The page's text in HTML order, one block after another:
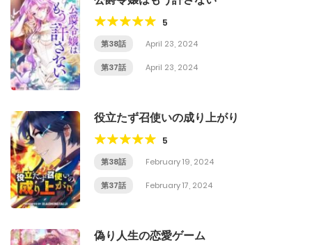
5
第38話 April 23, 2024
第37話 April 23, 2024
役立たず召使いの成り上がり
5
第38話 February 19, 2024
第37話 February 17, 2024
偽り人生の恋愛ゲーム